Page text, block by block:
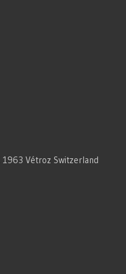
1963 Vétroz Switzerland